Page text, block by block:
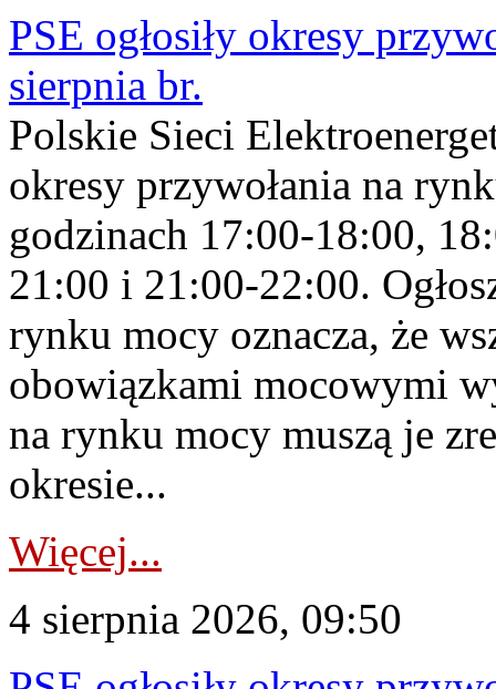
PSE ogłosiły okresy
sierpnia br.
Polskie Sieci
okresy przywołania na
godzinach 17:00-18:00,
21:00 i 21:00-22:00.
rynku mocy oznacza, że
obowiązkami mocowymi
na rynku mocy muszą je
okresie...
Więcej...
4 sierpnia 2026, 09:50